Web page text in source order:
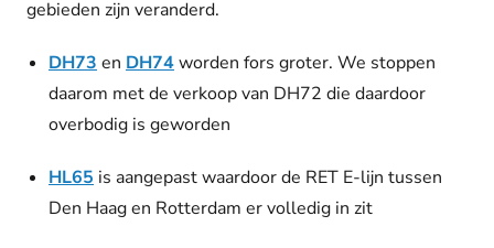
gebieden zijn veranderd.
DH73 en DH74worden fors groter. We stoppen
daarom met de verkoop van DH72 die daardoor
overbodig is geworden
HL65 is aangepast waardoor de RET E-lijn tussen
Den Haag en Rotterdam er volledig in zit